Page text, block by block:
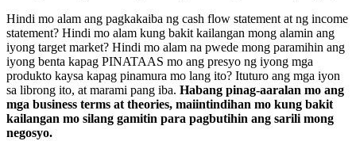
Hindi mo alam ang pagkakaiba ng cash flow statement at ng income
statement? Hindi mo alam kung bakit kailangan mong alamin ang
iyong target market? Hindi mo alam na pwede mong paramihin ang
iyong benta kapag PINATAAS mo ang presyo ng iyong mga
produkto kaysa kapag pinamura mo lang ito? Ituturo ang mga iyon
sa librong ito, at marami pang iba. Habang pinag-aaralan mo ang
mga business terms at theories, maiintindihan mo kung bakit
kailangan mo silang gamitin para pagbutihin ang sarili mong
negosyo.